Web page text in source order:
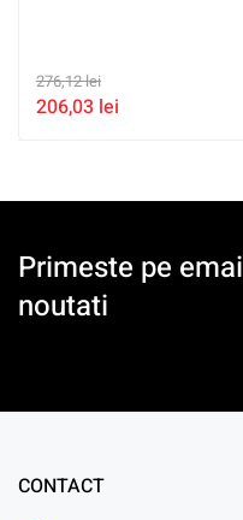
276,12lei
206,03 lei
Primeste pe
noutati
CONTACT